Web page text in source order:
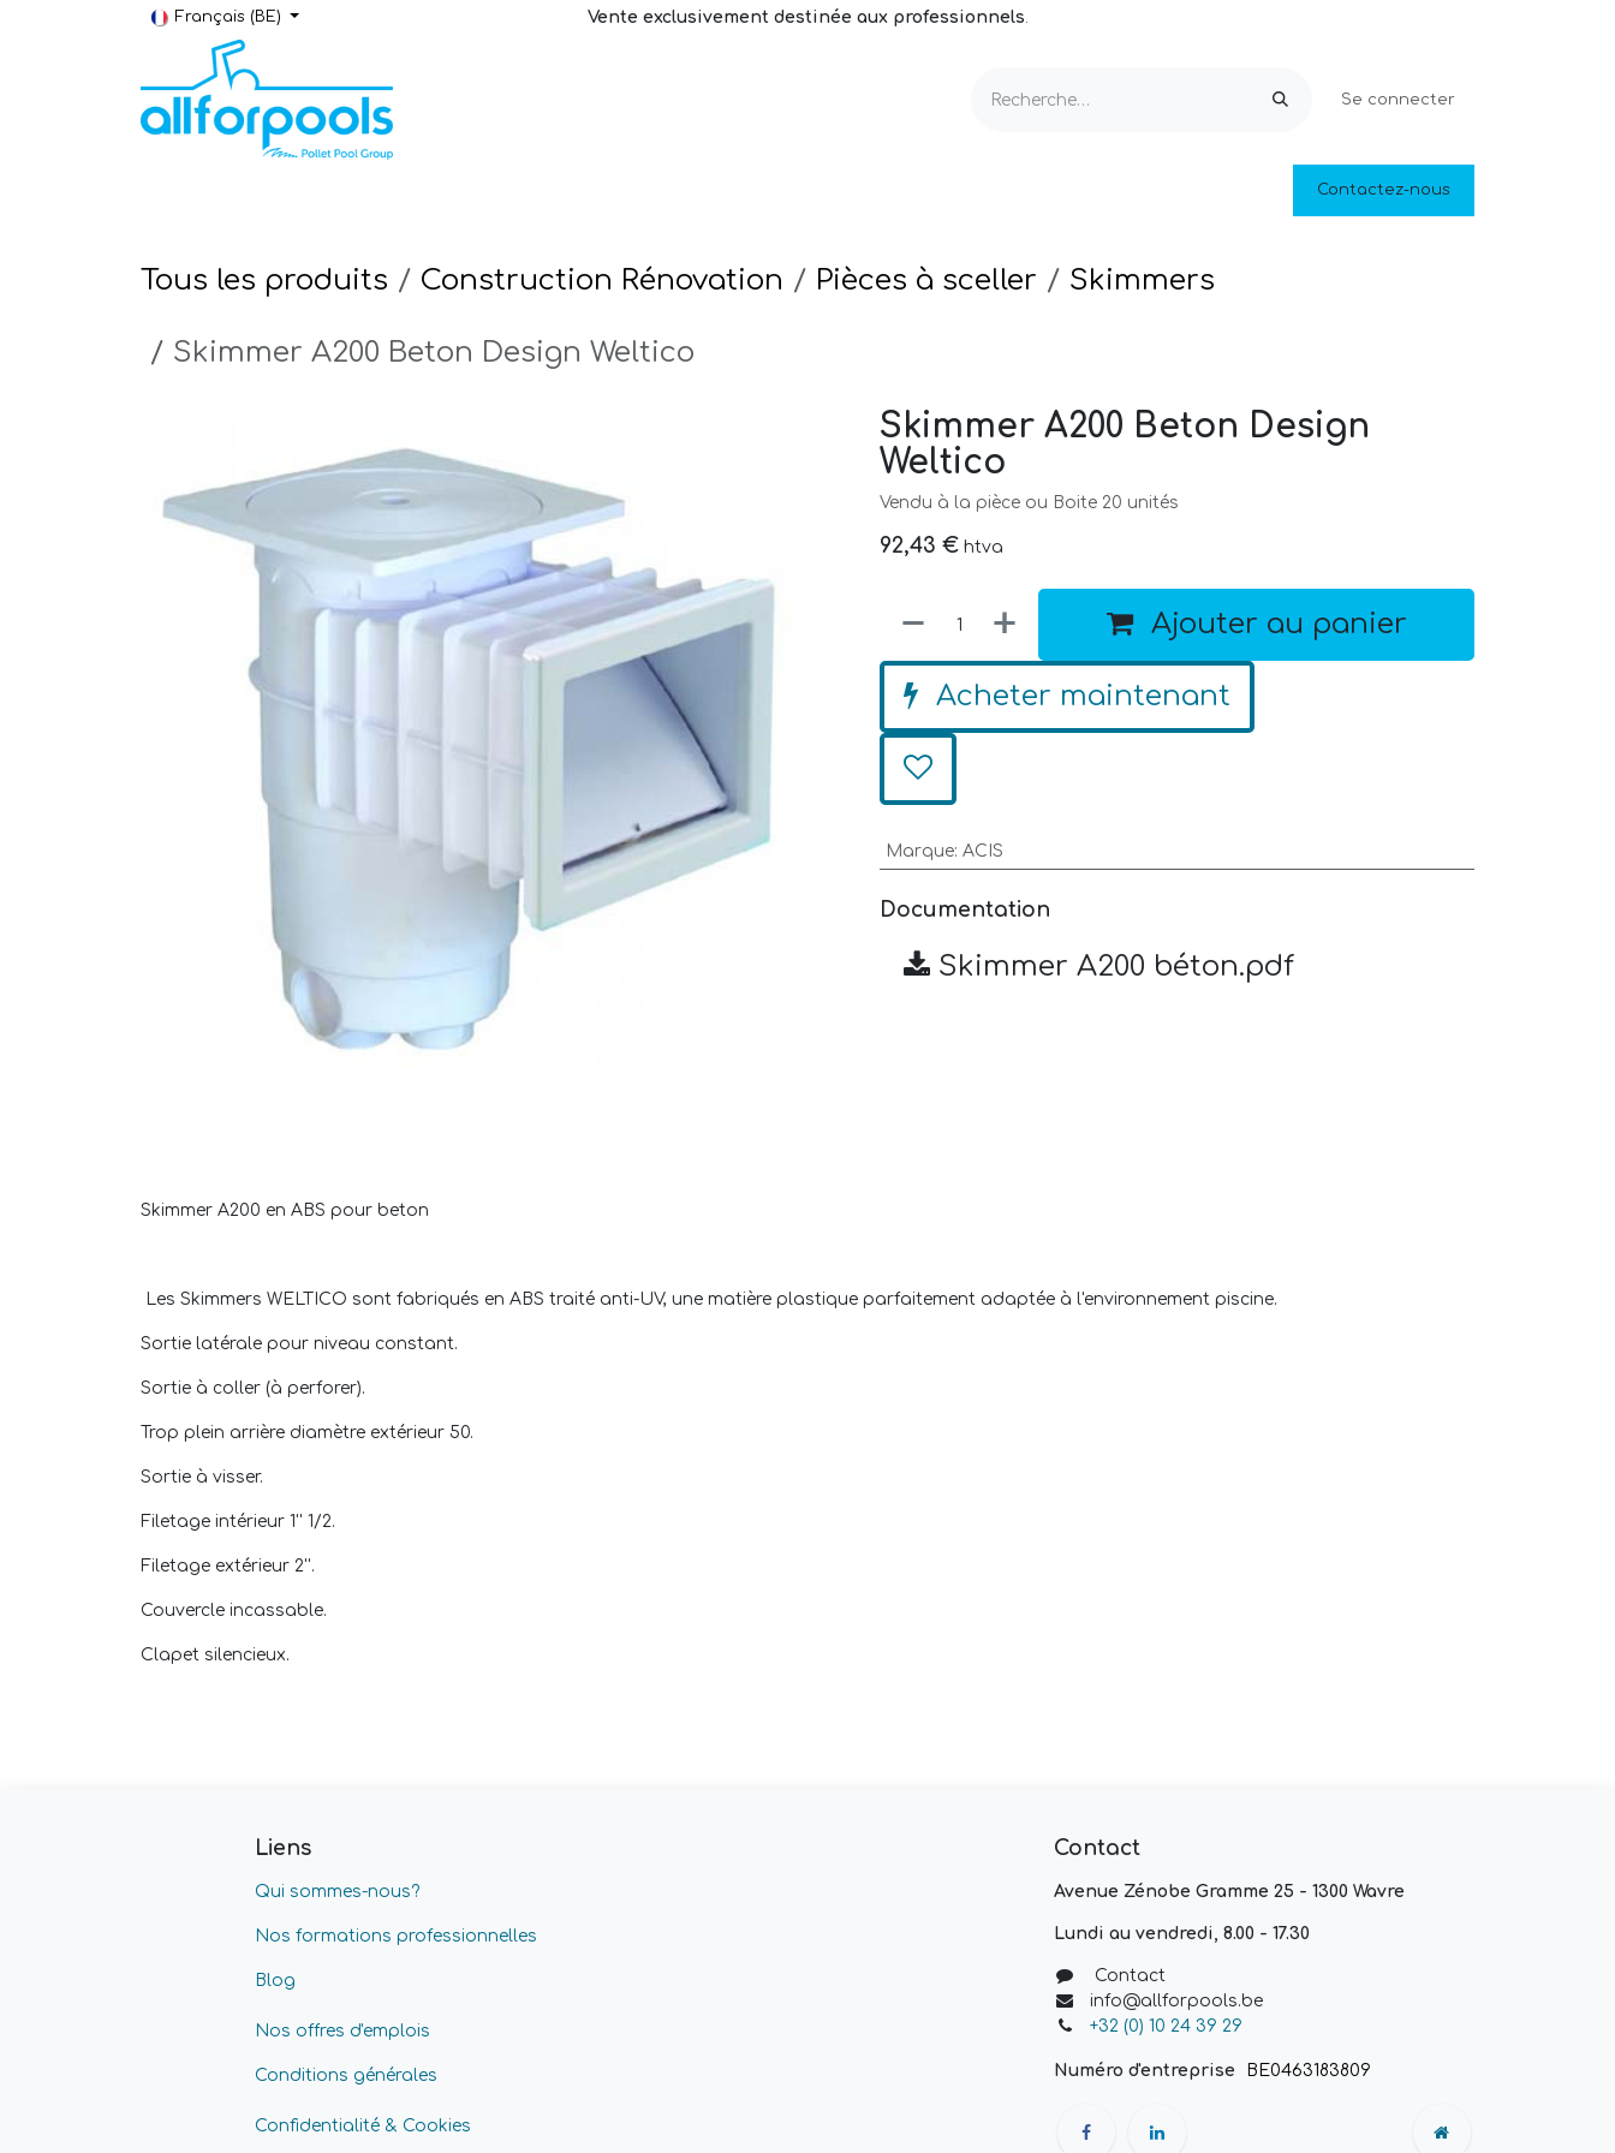
Se rendre au contenu
Français (BE) Vente exclusivement destinée aux professionnels.
Se connecter
Piscines naturelles
Contactez-nous
Tous les produits Construction Rénovation Pièces à sceller Skimmers
Skimmer A200 Beton Design Weltico
Skimmer A200 Beton Design
Weltico
Vendu à la pièce ou Boite 20 unités
92,43 € htva
Ajouter au panier
Acheter maintenant
Marque: ACIS
Documentation
Skimmer A200 béton.pdf
Skimmer A200 en ABS pour beton
Les Skimmers WELTICO sont fabriqués en ABS traité anti-UV, une matière plastique parfaitement adaptée à l'environnement piscine.
Sortie latérale pour niveau constant.
Sortie à coller (à perforer).
Trop plein arrière diamètre extérieur 50.
Sortie à visser.
Filetage intérieur 1'' 1/2.
Filetage extérieur 2''.
Couvercle incassable.
Clapet silencieux.
Liens
Qui sommes-nous?
Nos formations professionnelles
Blog
Nos offres d'emplois
Conditions générales
Confidentialité & Cookies
Contact
Avenue Zénobe Gramme 25 - 1300 Wavre
Lundi au vendredi, 8.00 - 17.30
Contact
info@allforpools.be
+32 (0) 10 24 39 29
Numéro d'entreprise BE0463183809